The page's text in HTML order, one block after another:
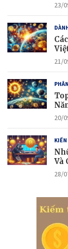
23/
21/
20/
Và
28/